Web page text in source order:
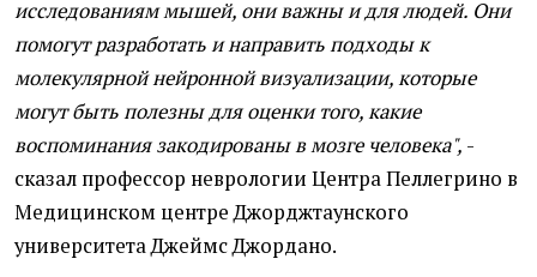
исследованиям мышей, они важны и для людей. Они
помогут разработать и направить подходы к
молекулярной нейронной визуализации, которые
могут быть полезны для оценки того, какие
воспоминания закодированы в мозге человека", -
сказал профессор неврологии Центра Пеллегрино в
Медицинском центре Джорджтаунского
университета Джеймс Джордано.